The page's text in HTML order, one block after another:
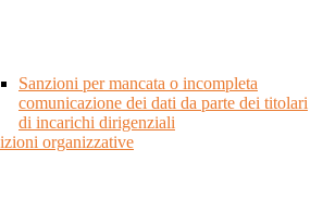
Sanzioni per mancata o incompleta
comunicazione dei dati da parte dei titolari
di incarichi dirigenziali
organizzative